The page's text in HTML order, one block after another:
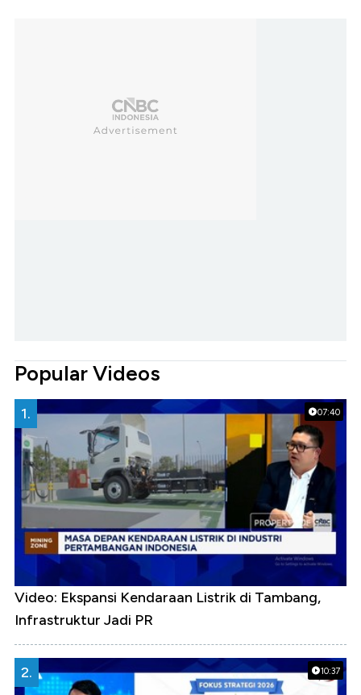
Popular Videos
07:40
1.
Video: Ekspansi Kendaraan Listrik di Tambang,
Infrastruktur Jadi PR
10:37
2.